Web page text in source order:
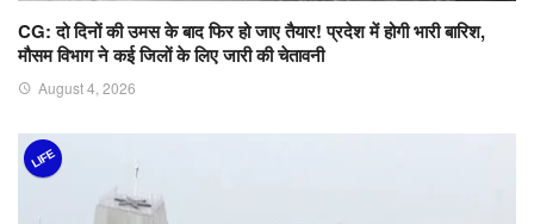
CG: दो दिनों की उमस के बाद फिर हो जाए तैयार! प्रदेश में होगी भारी बारिश,
मौसम विभाग ने कई जिलों के लिए जारी की चेतावनी
August 4, 2026
LIFE